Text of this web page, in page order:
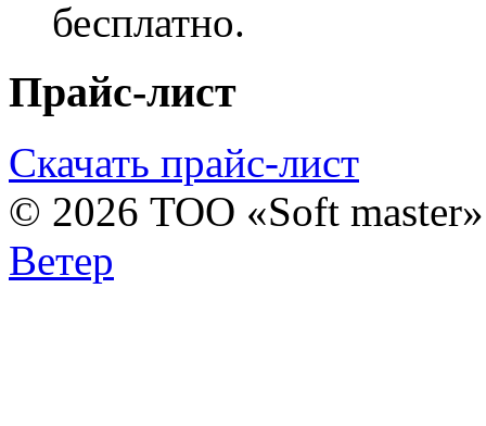
бесплатно.
Прайс-лист
Скачать прайс-лист
© 2026 ТОО «Soft
Ветер